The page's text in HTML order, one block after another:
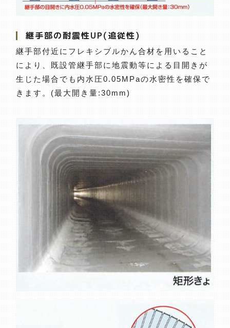
継手部の耐震性UP(追従性)
継手部付近にフレキシブルかん合材を用いること
により、既設管継手部に地震動等による目開きが
生じた場合でも内水圧0.05MPaの水密性を確保で
きます。(最大開き量:30mm)